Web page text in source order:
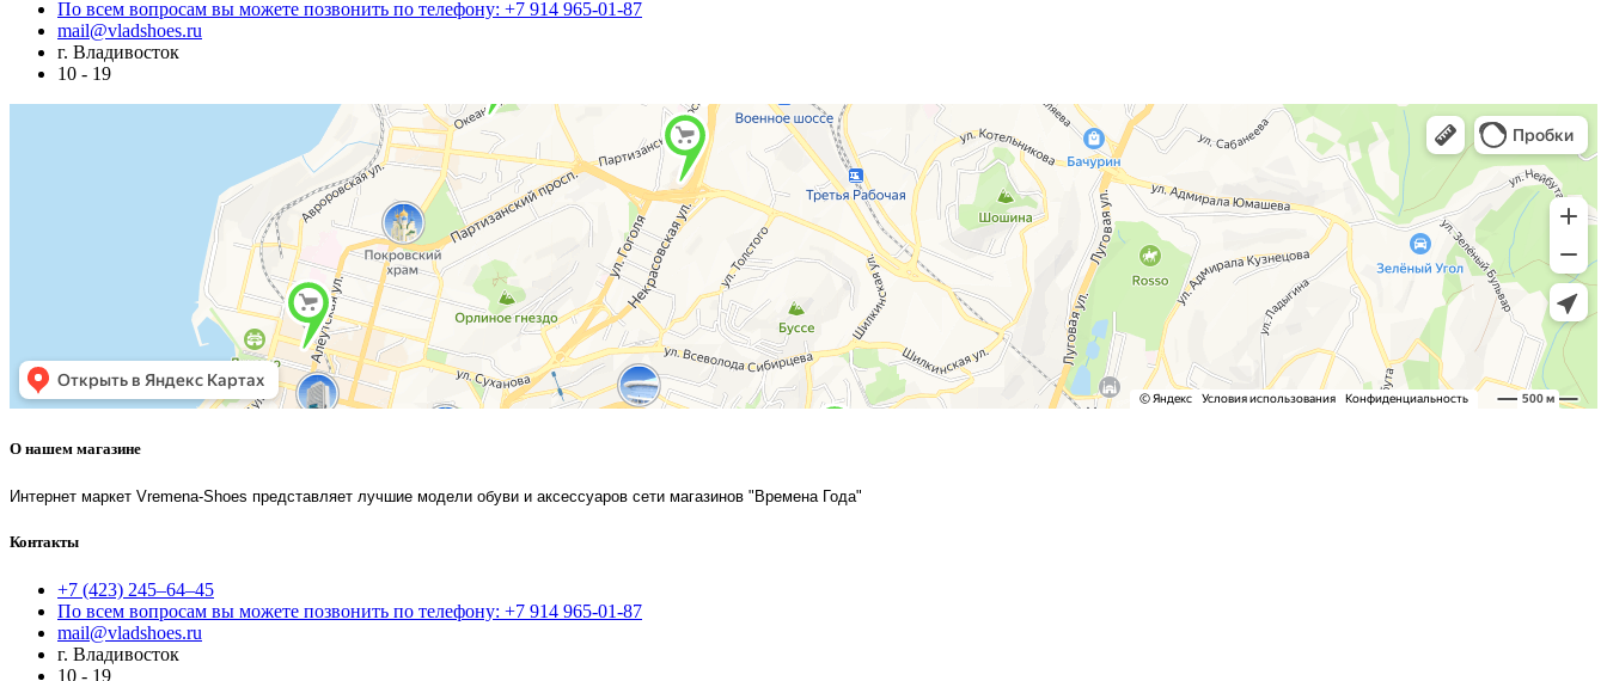
По всем вопросам вы можете позвонить по телефону: +7 914 965-01-87
mail@vladshoes.ru
г. Владивосток
10 - 19
О нашем магазине
Интернет маркет Vremena-Shoes представляет лучшие модели обуви и аксессуаров сети магазинов "Времена Года"
Контакты
+7 (423) 245–64–45
По всем вопросам вы можете позвонить по телефону: +7 914 965-01-87
mail@vladshoes.ru
г. Владивосток
10 - 19